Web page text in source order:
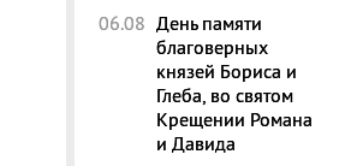
06.08 День памяти
благоверных
князей Бориса и
Глеба, во святом
Крещении Романа
и Давида